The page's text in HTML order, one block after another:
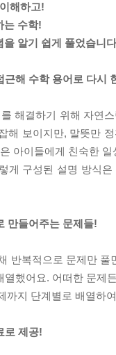
해하고!
는 수학!
을 알기 쉽게 풀었습니
근해 수학 용어로 다시
해결하기 위해 자연
해 보이지만, 말뜻만
아이들에게 친숙한
게 구성된 설명 방식
만들어주는 문제들!
반복적으로 문제만
열했어요. 어떠한 문제
까지 단계별로 배열하
로 제공!